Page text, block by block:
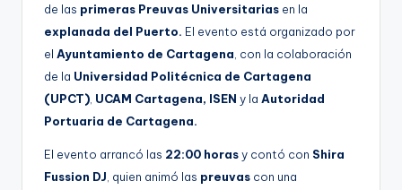
de las primeras Preuvas Universitarias en la
explanada del Puerto. El evento está organizado por
el Ayuntamiento de Cartagena , con la colaboración
de la Universidad Politécnica de Cartagena
(UPCT) UCAM Cartagena, ISEN y la Autoridad
Portuaria de Cartagena.
El evento arrancó las 22:00 horasy contó con Shira
Fussion DJ , quien animó las preuvas con una